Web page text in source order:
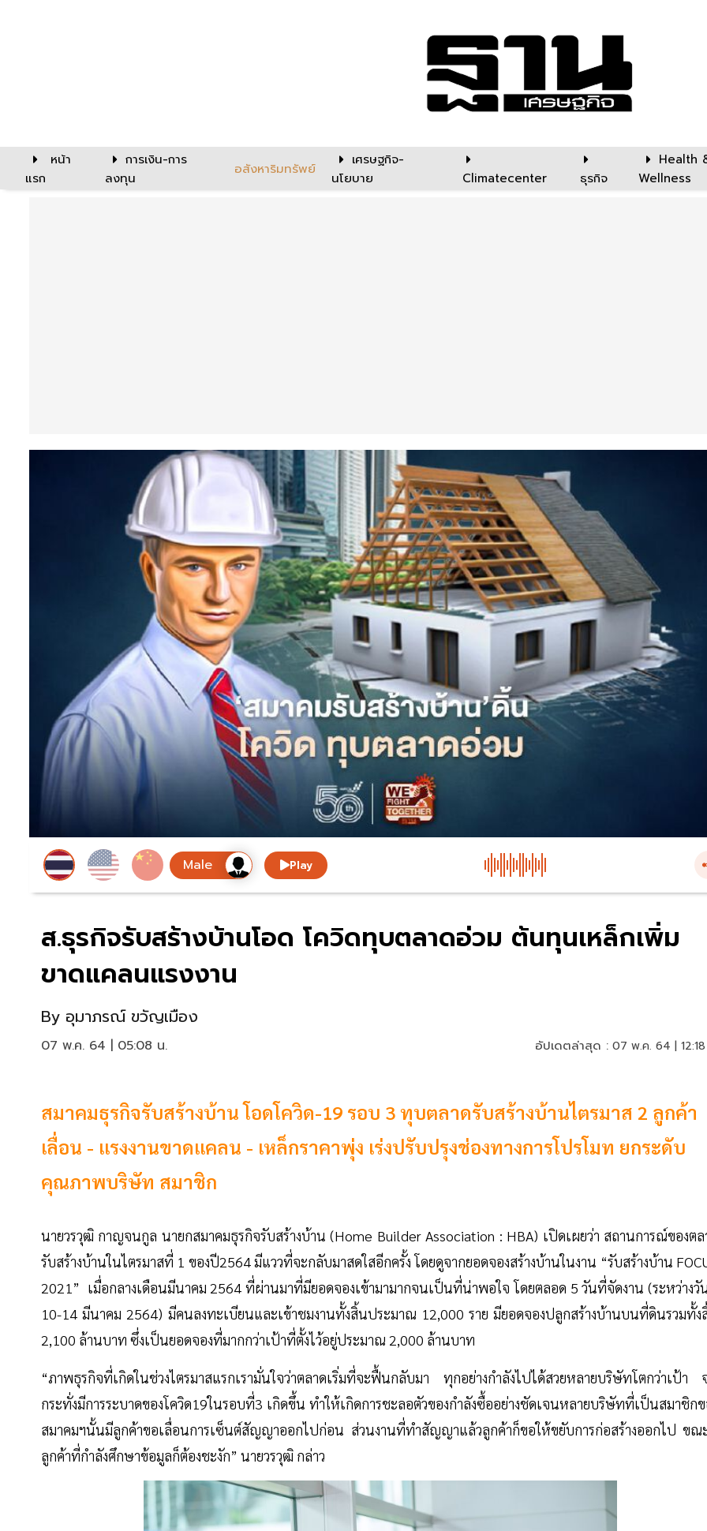
หน้า
แรก
การเงิน-การ
ลงทุน
อสังหาริมทรัพย์
เศรษฐกิจ-
นโยบาย
Climatecenter ธุรกิจ
Health
Wellness
Play
ส.ธุรกิจรับสร้างบ้านโอด โควิดทุบตลาดอ่วม ต้นทุนเหล็กเพิ่ม
ขาดแคลนแรงงาน
By อุมาภรณ์ ขวัญเมือง
07 พ.ค. 64 | 05:08 น. อัปเดตล่าสุด : 07 พ.ค. 64 |
สมาคมธุรกิจรับสร้างบ้าน โอดโควิด-19 รอบ 3 ทุบตลาดรับสร้างบ้านไตรมาส 2 ลูกค้า
เลื่อน - แรงงานขาดแคลน - เหล็กราคาพุ่ง เร่งปรับปรุงช่องทางการโปรโมท ยกระดับ
คุณภาพบริษัท สมาชิก
นายวรวุฒิ กาญจนกูล นายกสมาคมธุรกิจรับสร้างบ้าน (Home Builder Association : HBA) เปิดเผยว่า สถานการณ์ของตล
รับสร้างบ้านในไตรมาสที่ 1 ของปี2564 มีแววที่จะกลับมาสดใสอีกครั้ง โดยดูจากยอดจองสร้างบ้านในงาน “รับสร้างบ้าน
2021” เมื่อกลางเดือนมีนาคม 2564 ที่ผ่านมาที่มียอดจองเข้ามามากจนเป็นที่น่าพอใจ โดยตลอด 5 วันที่จัดงาน (ระหว่างวั
10-14 มีนาคม 2564) มีคนลงทะเบียนและเข้าชมงานทั้งสิ้นประมาณ 12,000 ราย มียอดจองปลูกสร้างบ้านบนที่ดินรวมทั้ง
2,100 ล้านบาท ซึ่งเป็นยอดจองที่มากกว่าเป้าที่ตั้งไว้อยู่ประมาณ 2,000 ล้านบาท
“ภาพธุรกิจที่เกิดในช่วงไตรมาสแรกเรามั่นใจว่าตลาดเริ่มที่จะฟื้นกลับมา ทุกอย่างกำลังไปได้สวยหลายบริษัทโตกว่าเป้า
กระทั่งมีการระบาดของโควิด19ในรอบที่3 เกิดขึ้น ทำให้เกิดการชะลอตัวของกำลังซื้ออย่างชัดเจนหลายบริษัทที่เป็นสมาชิก
สมาคมฯนั้นมีลูกค้าขอเลื่อนการเซ็นต์สัญญาออกไปก่อน ส่วนงานที่ทำสัญญาแล้วลูกค้าก็ขอให้ขยับการก่อสร้างออกไป ขณ
ลูกค้าที่กำลังศึกษาข้อมูลก็ต้องชะงัก” นายวรวุฒิ กล่าว